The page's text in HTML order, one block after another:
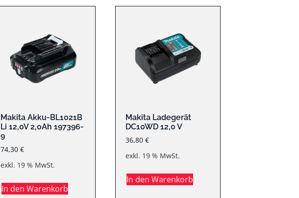
Makita Akku-BL1021B
Li 12,0V 2,0Ah 197396-
9
74,30€
exkl. 19 % MwSt.
In den Warenkorb
Makita Ladegerät
DC10WD 12,0 V
36,80 €
exkl. 19 % MwSt.
In den Warenkorb